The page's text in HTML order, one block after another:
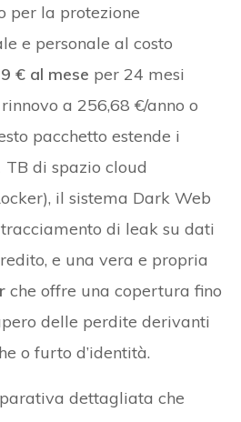
per la protezione
e personale al costo
€ al mese per 24 mesi
a 256,68 €/anno o
pacchetto estende i
di spazio cloud
il sistema Dark Web
di leak su dati
e una vera e propria
che offre una copertura fino
delle perdite derivanti
o furto d’identità.
dettagliata che